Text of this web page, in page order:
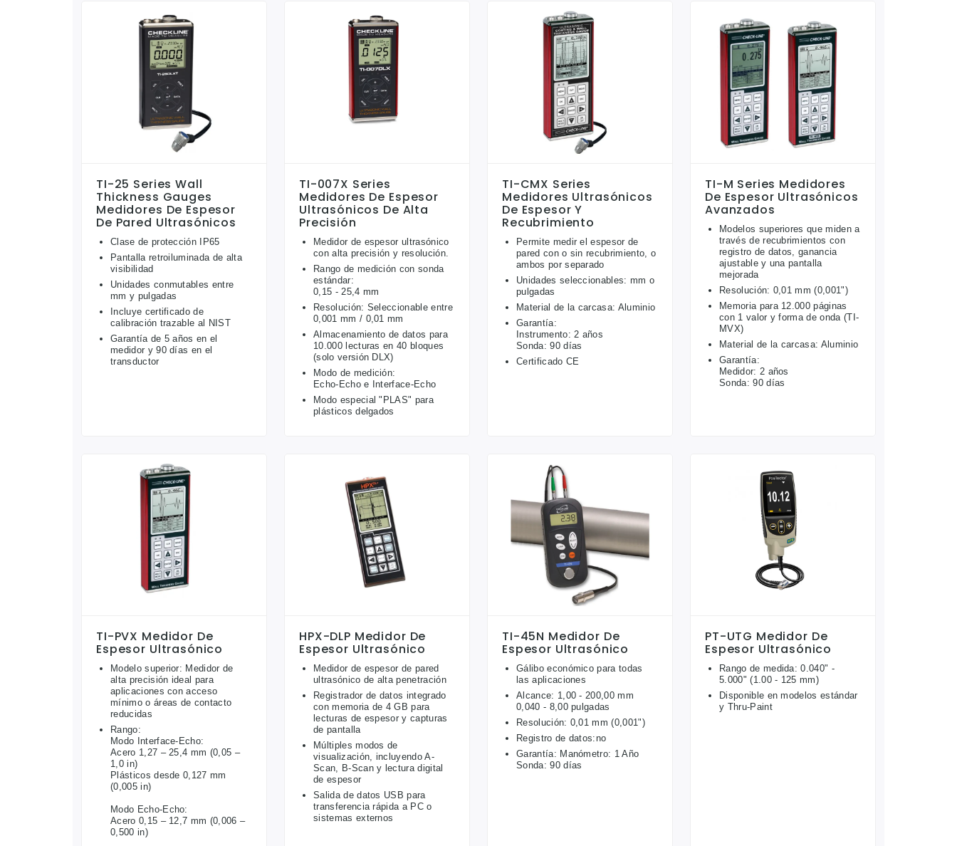
TI-25 Series Wall
Thickness Gauges
Medidores De Espesor
De Pared Ultrasónicos
Clase de protección IP65
Pantalla retroiluminada de alta
visibilidad
Unidades conmutables entre
mm y pulgadas
Incluye certificado de
calibración trazable al NIST
Garantía de 5 años en el
medidor y 90 días en el
transductor
TI-007X Series
Medidores De Espesor
Ultrasónicos De Alta
Precisión
Medidor de espesor ultrasónico
con alta precisión y resolución.
Rango de medición con sonda
estándar:
0,15 - 25,4 mm
Resolución: Seleccionable entre
0,001 mm / 0,01 mm
Almacenamiento de datos para
10.000 lecturas en 40 bloques
(solo versión DLX)
Modo de medición:
Echo-Echo e Interface-Echo
Modo especial "PLAS" para
plásticos delgados
TI-CMX Series
Medidores Ultrasónicos
De Espesor Y
Recubrimiento
Permite medir el espesor de
pared con o sin recubrimiento, o
ambos por separado
Unidades seleccionables: mm o
pulgadas
Material de la carcasa: Aluminio
Garantía:
Instrumento: 2 años
Sonda: 90 días
Certificado CE
TI-M Series Medidores
De Espesor Ultrasónicos
Avanzados
Modelos superiores que miden a
través de recubrimientos con
registro de datos, ganancia
ajustable y una pantalla
mejorada
Resolución: 0,01 mm (0,001")
Memoria para 12.000 páginas
con 1 valor y forma de onda (TI-
MVX)
Material de la carcasa: Aluminio
Garantía:
Medidor: 2 años
Sonda: 90 días
TI-PVX Medidor De
Espesor Ultrasónico
Modelo superior: Medidor de
alta precisión ideal para
aplicaciones con acceso
mínimo o áreas de contacto
reducidas
Rango:
Modo Interface-Echo:
Acero 1,27 – 25,4 mm (0,05 –
1,0 in)
Plásticos desde 0,127 mm
(0,005 in)
Modo Echo-Echo:
Acero 0,15 – 12,7 mm (0,006 –
0,500 in)
HPX-DLP Medidor De
Espesor Ultrasónico
Medidor de espesor de pared
ultrasónico de alta penetración
Registrador de datos integrado
con memoria de 4 GB para
lecturas de espesor y capturas
de pantalla
Múltiples modos de
visualización, incluyendo A-
Scan, B-Scan y lectura digital
de espesor
Salida de datos USB para
transferencia rápida a PC o
sistemas externos
TI-45N Medidor De
Espesor Ultrasónico
Gálibo económico para todas
las aplicaciones
Alcance: 1,00 - 200,00 mm
0,040 - 8,00 pulgadas
Resolución: 0,01 mm (0,001")
Registro de datos:no
Garantía: Manómetro: 1 Año
Sonda: 90 días
PT-UTG Medidor De
Espesor Ultrasónico
Rango de medida: 0.040" -
5.000" (1.00 - 125 mm)
Disponible en modelos estándar
y Thru-Paint